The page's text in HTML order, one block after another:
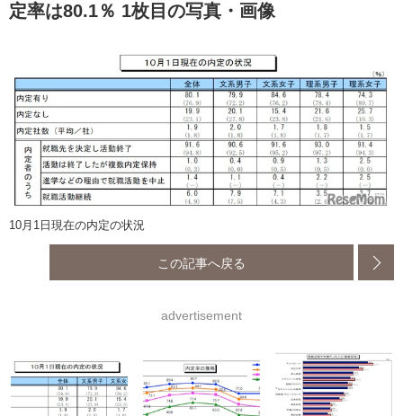
定率は80.1％ 1枚目の写真・画像
10月1日現在の内定の状況
この記事へ戻る
advertisement